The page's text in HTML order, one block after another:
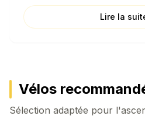
Caractéristiques techniques
L'ascension de Col des
76.5 mètres par kilomètre
grimperez l'équivalent d'un
étages pour chaque
Lire la
Vélos
Sélection adaptée pour